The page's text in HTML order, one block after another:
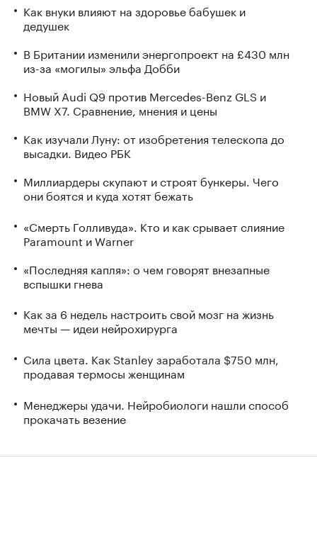
Как внуки влияют на здоровье бабушек и
дедушек
В Британии изменили энергопроект на £430 млн
из-за «могилы» эльфа Добби
Новый Audi Q9 против Mercedes-Benz GLS и
BMW X7. Сравнение, мнения и цены
Как изучали Луну: от изобретения телескопа до
высадки. Видео РБК
Миллиардеры скупают и строят бункеры. Чего
они боятся и куда хотят бежать
«Смерть Голливуда». Кто и как срывает слияние
Paramount и Warner
«Последняя капля»: о чем говорят внезапные
вспышки гнева
Как за 6 недель настроить свой мозг на жизнь
мечты — идеи нейрохирурга
Сила цвета. Как Stanley заработала $750 млн,
продавая термосы женщинам
Менеджеры удачи. Нейробиологи нашли способ
прокачать везение